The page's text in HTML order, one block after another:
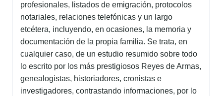
profesionales, listados de emigración, protocolos
notariales, relaciones telefónicas y un largo
etcétera, incluyendo, en ocasiones, la memoria y
documentación de la propia familia. Se trata, en
cualquier caso, de un estudio resumido sobre todo
lo escrito por los más prestigiosos Reyes de Armas,
genealogistas, historiadores, cronistas e
investigadores, contrastando informaciones, por lo